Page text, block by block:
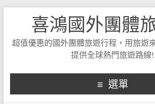
喜鴻國外團體
超值優惠的國外團體旅遊行程，用旅遊
提供全球熱門旅遊路線!
選單